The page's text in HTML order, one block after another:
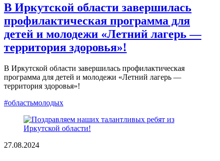
В Иркутской области завершилась
профилактическая программа для
детей и молодежи «Летний лагерь —
территория здоровья»!
В Иркутской области завершилась профилактическая
программа для детей и молодежи «Летний лагерь —
территория здоровья»!
#областьмолодых
27.08.2024